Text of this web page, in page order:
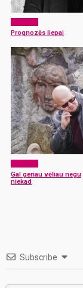
Prognozės liepai
Gal geriau vėliau negu
niekad
Subscribe